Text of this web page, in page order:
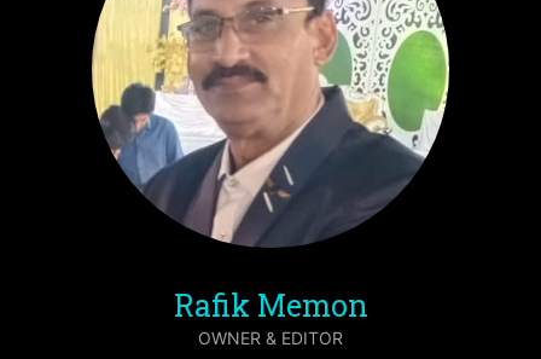
Rafik Memon
OWNER & EDITOR